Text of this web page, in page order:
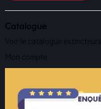
Catalogue
Voir le catalogue extincteurs
Mon compte